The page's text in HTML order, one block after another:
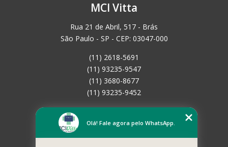
MCI Vitta
Rua 21 de Abril, 517 - Brás
São Paulo - SP - CEP: 03047-000
(11) 2618-5691
(11) 93235-9547
(11) 3680-8677
(11) 93235-9452
Empresa
Olá! Fale agora pelo WhatsApp.